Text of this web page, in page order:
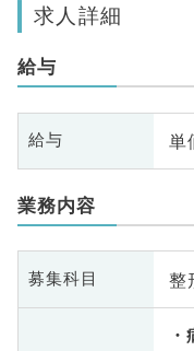
求人詳細
給与
給与 単
業務内容
募集科目 整